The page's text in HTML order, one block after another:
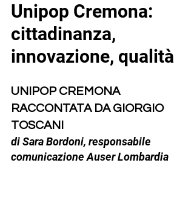
Unipop Cremona:
cittadinanza,
innovazione, qualità
UNIPOP CREMONA
RACCONTATA DA GIORGIO
TOSCANI
di Sara Bordoni, responsabile
comunicazione Auser Lombardia